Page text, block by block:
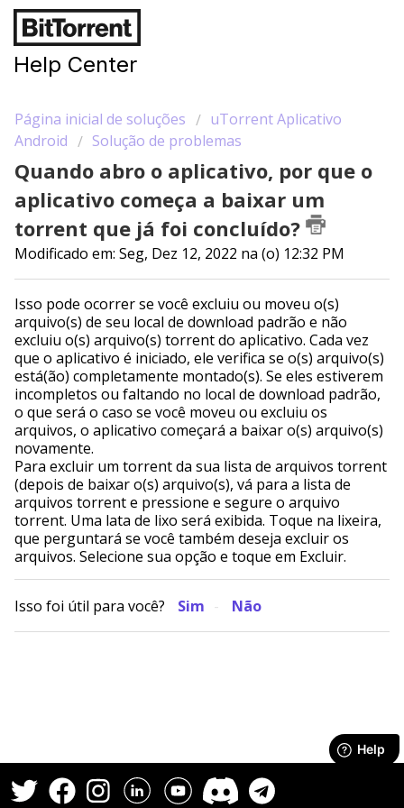
Help Center
Página inicial de soluções
uTorrent Aplicativo
Android
Solução de problemas
Quando abro o aplicativo, por que o
aplicativo começa a baixar um
torrent que já foi concluído?
Modificado em: Seg, Dez 12, 2022 na (o) 12:32 PM
Isso pode ocorrer se você excluiu ou moveu o(s)
arquivo(s) de seu local de download padrão e não
excluiu o(s) arquivo(s) torrent do aplicativo. Cada vez
que o aplicativo é iniciado, ele verifica se o(s) arquivo(s)
está(ão) completamente montado(s). Se eles estiverem
incompletos ou faltando no local de download padrão,
o que será o caso se você moveu ou excluiu os
arquivos, o aplicativo começará a baixar o(s) arquivo(s)
novamente.
Para excluir um torrent da sua lista de arquivos torrent
(depois de baixar o(s) arquivo(s), vá para a lista de
arquivos torrent e pressione e segure o arquivo
torrent. Uma lata de lixo será exibida. Toque na lixeira,
que perguntará se você também deseja excluir os
arquivos. Selecione sua opção e toque em Excluir.
Isso foi útil para você? Sim Não